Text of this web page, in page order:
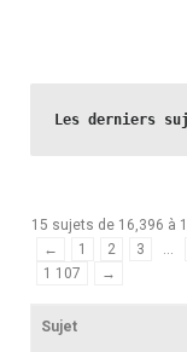
Les derniers
15 sujets de 16,396 à
←
1 2 3 …
1 107
→
Sujet